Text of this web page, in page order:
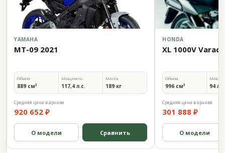
YAMAHA
MT-09 2021
Объём
889 см³
Мощность
117,4 л.с.
Масса
189 кг
Средняя цена в архиве
920 652 ₽
О модели Сравнить
HONDA
XL 1000V
Объём
996 см³ 94
Средняя цена в архиве
301 888 ₽
О модели